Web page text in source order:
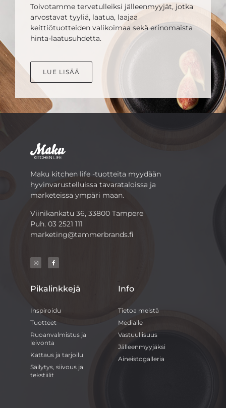
Toivotamme tervetulleiksi jälleenmyyjät, jotka
arvostavat tyyliä, laatua, laajaa
keittiötuotteiden valikoimaa sekä erinomaista
hinta-laatusuhdetta.
LUE LISÄÄ
Maku kitchen life -tuotteita myydään
hyvinvarustelluissa tavarataloissa ja
marketeissa ympäri maan.
Viinikankatu 36, 33800 Tampere
Puh. 03 2521 111
marketing@tammerbrands.fi
Pikalinkkejä
Inspiroidu
Tuotteet
Ruoanvalmistus ja
leivonta
Kattaus ja tarjoilu
Säilytys, siivous ja
tekstiilit
Info
Tietoa meistä
Medialle
Vastuullisuus
Jälleenmyyjäksi
Aineistogalleria